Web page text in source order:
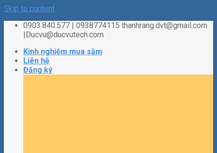
Skip to content
0903.840.577 | 0938774115 thanhrang.dvt@gmail.com
|Ducvu@ducvutech.com
Kinh nghiệm mua sắm
Liên hệ
Đăng ký